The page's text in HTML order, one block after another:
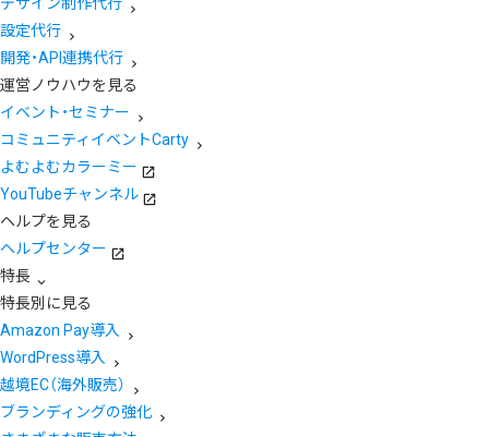
設定代行
開発・API連携代行
運営ノウハウを見る
イベント・セミナー
コミュニティイベントCarty
よむよむカラーミー
YouTubeチャンネル
ヘルプを見る
ヘルプセンター
特長
特長別に見る
Amazon Pay導入
WordPress導入
越境EC（海外販売）
ブランディングの強化